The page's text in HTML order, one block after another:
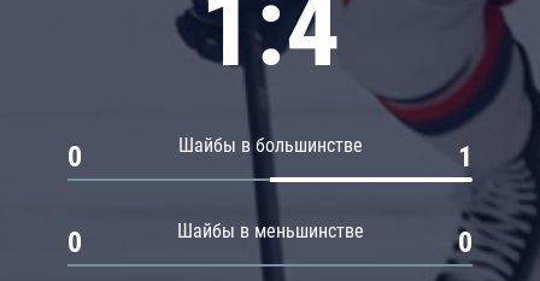
1:4
Шайбы в большинстве
0 1
Шайбы в меньшинстве
0 0